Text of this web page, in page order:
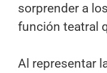
sorprender a
función teatral
Al representar